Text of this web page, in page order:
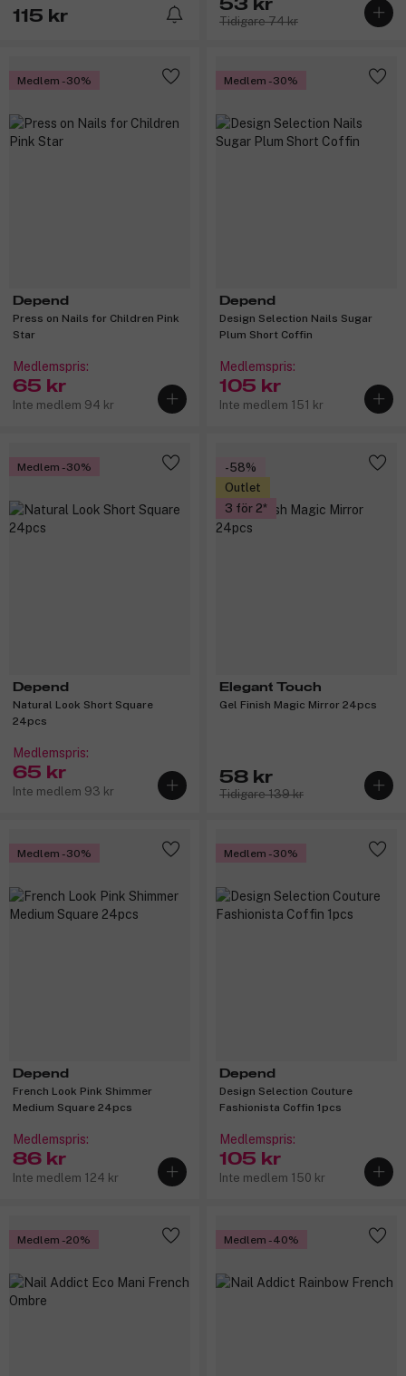
115 kr
53 kr
Tidigare 74 kr
Medlem -30%
Depend
Press on Nails for Children Pink
Star
Medlemspris:
65 kr
Inte medlem 94 kr
Medlem -30%
Depend
Design Selection Nails Sugar
Plum Short Coffin
Medlemspris:
105 kr
Inte medlem 151 kr
Medlem -30%
Depend
Natural Look Short Square
24pcs
Medlemspris:
65 kr
Inte medlem 93 kr
-58%
Outlet
3 för 2
Elegant Touch
Gel Finish Magic Mirror 24pcs
58 kr
Tidigare 139 kr
Medlem -30%
Depend
French Look Pink Shimmer
Medium Square 24pcs
Medlemspris:
86 kr
Inte medlem 124 kr
Medlem -30%
Depend
Design Selection Couture
Fashionista Coffin 1pcs
Medlemspris:
105 kr
Inte medlem 150 kr
Medlem -20% Medlem -40%